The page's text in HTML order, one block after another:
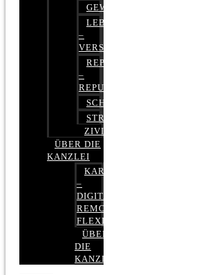
GEWERBERECHT
LEBENSVERSICHERUNG
–
VERSICHERUNGSRECHT
REPUTATIONSRECHT
–
REPUTATIONSMANAGEMENT
SCHUFARECHT
STRAFRECHT
ZIVILRECHT
ÜBER DIE
KANZLEI
KARRIERE
–
DIGITAL,
REMOTE,
FLEXIBEL
ÜBER
DIE
KANZLEI